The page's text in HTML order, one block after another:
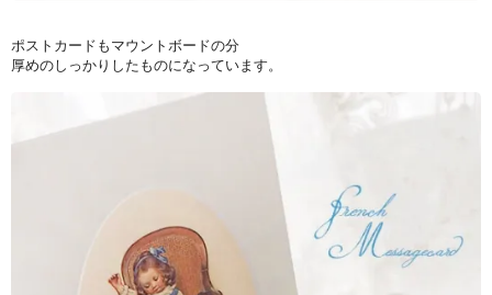
ポストカードもマウントボードの分
厚めのしっかりしたものになっています。